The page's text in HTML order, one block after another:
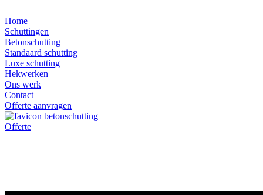
Home
Schuttingen
Betonschutting
Standaard schutting
Luxe schutting
Hekwerken
Ons werk
Contact
Offerte aanvragen
Offerte